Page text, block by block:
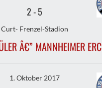
2-5
Curt- Frenzel-Stadion
Â€” MANNHEIMER ERC
1. Oktober 2017